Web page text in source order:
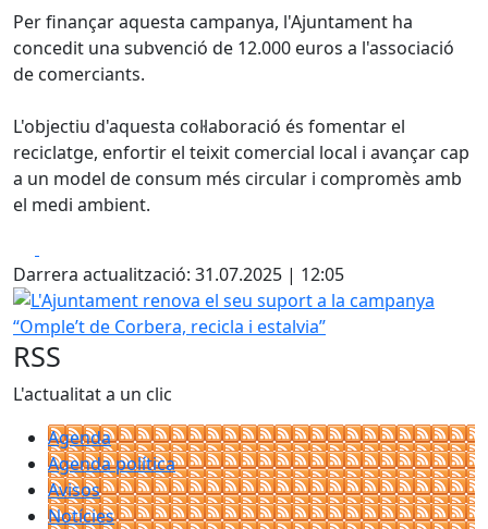
Per finançar aquesta campanya, l'Ajuntament ha
concedit una subvenció de 12.000 euros a l'associació
de comerciants.
L'objectiu d'aquesta col·laboració és fomentar el
reciclatge, enfortir el teixit comercial local i avançar cap
a un model de consum més circular i compromès amb
el medi ambient.
Darrera actualització: 31.07.2025 | 12:05
L'Ajuntament renova el seu suport a la campanya
RSS
L'actualitat a un clic
Agenda
Agenda política
Avisos
Notícies